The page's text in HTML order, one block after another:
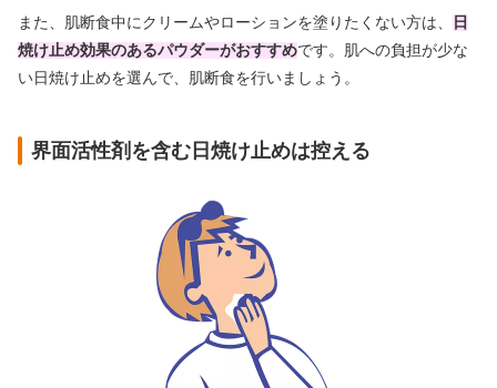
また、肌断食中にクリームやローションを塗りたくない方は、
日
焼け止め効果のあるパウダーがおすすめです。肌への負担が少な
い日焼け止めを選んで、肌断食を行いましょう。
界面活性剤を含む日焼け止めは控える